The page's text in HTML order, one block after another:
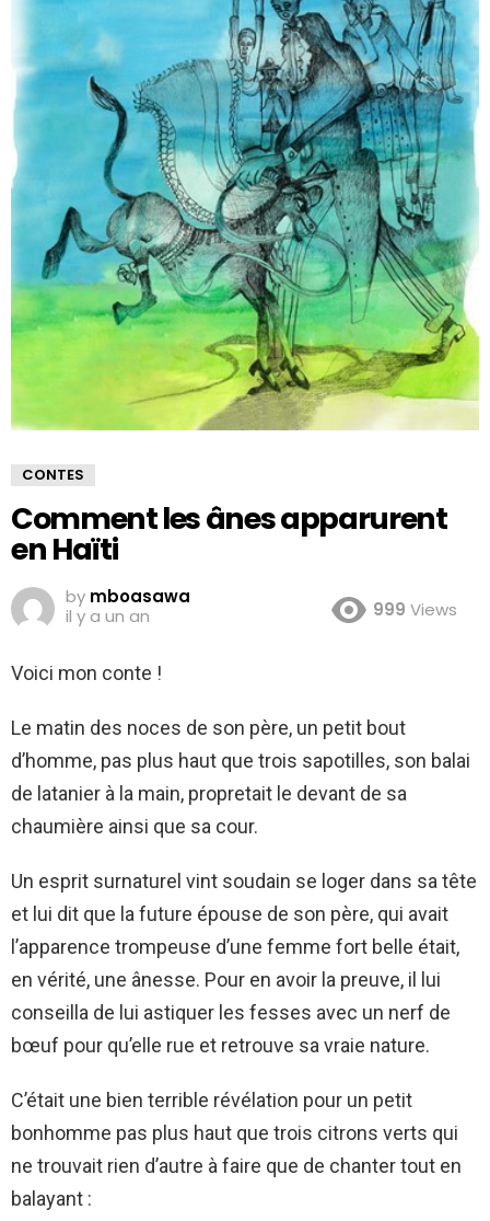
CONTES
Comment les ânes apparurent
en Haïti
by mboasawa
il y a un an
999 Views
Voici mon conte !
Le matin des noces de son père, un petit bout
d’homme, pas plus haut que trois sapotilles, son balai
de latanier à la main, propretait le devant de sa
chaumière ainsi que sa cour.
Un esprit surnaturel vint soudain se loger dans sa tête
et lui dit que la future épouse de son père, qui avait
l’apparence trompeuse d’une femme fort belle était,
en vérité, une ânesse. Pour en avoir la preuve, il lui
conseilla de lui astiquer les fesses avec un nerf de
bœuf pour qu’elle rue et retrouve sa vraie nature.
C’était une bien terrible révélation pour un petit
bonhomme pas plus haut que trois citrons verts qui
ne trouvait rien d’autre à faire que de chanter tout en
balayant :